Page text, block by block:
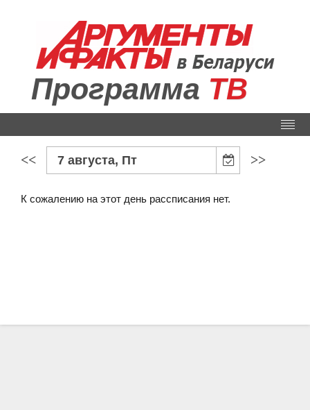
Программа ТВ
<< 7 августа, Пт >>
К сожалению на этот день рассписания нет.